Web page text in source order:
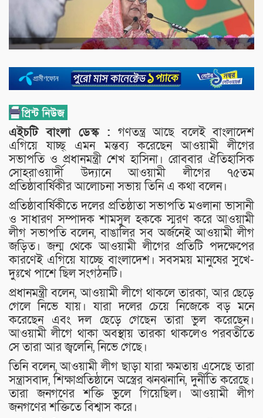
এইচটি বাংলা ডেস্ক :গণতন্ত্র আছে বলেই বাংলাদেশ
এগিয়ে যাচ্ছ্‌ এমন মন্তব্য করেছেন আওয়ামী লীগের
সভাপতি ও প্রধানমন্ত্রী শেখ হাসিনা। রোববার ঐতিহাসিক
সোহরাওয়ার্দী উদ্যানে আওয়ামী লীগের ৭৫তম
প্রতিষ্ঠাবার্ষিকীর আলোচনা সভায় তিনি এ কথা বলেন।
প্রতিষ্ঠাবার্ষিকীতে দলের প্রতিষ্ঠাতা সভাপতি মওলানা ভাসানী
ও সাধারণ সম্পাদক শামসুল হককে স্মরণ করে আওয়ামী
লীগ সভাপতি বলেন, বাঙালির সব অর্জনেই আওয়ামী লীগ
জড়িত। জন্ম থেকে আওয়ামী লীগের প্রতিটি পদক্ষেপের
কারণেই এগিয়ে যাচ্ছে বাংলাদেশ। সবসময় মানুষের সুখে-
দুঃখে পাশে ছিল সংগঠনটি।
প্রধানমন্ত্রী বলেন, আওয়ামী লীগে থাকলে তারকা, আর ছেড়ে
গেলে নিভে যায়। যারা দলের চেয়ে নিজেকে বড় মনে
করেছেন এবং দল ছেড়ে গেছেন তারা ভুল করেছেন।
আওয়ামী লীগে থাকা অবস্থায় তারকা থাকলেও পরবর্তীতে
সে তারা আর জ্বলেনি, নিভে গেছে।
তিনি বলেন, আওয়ামী লীগ ছাড়া যারা ক্ষমতায় এসেছে তারা
সন্ত্রাসবাদ, শিক্ষাপ্রতিষ্ঠানে অস্ত্রের ঝনঝনানি, দুর্নীতি করেছে।
তারা জনগণের শক্তি ভুলে গিয়েছিল। আওয়ামী লীগ
জনগণের শক্তিতে বিশ্বাস করে।